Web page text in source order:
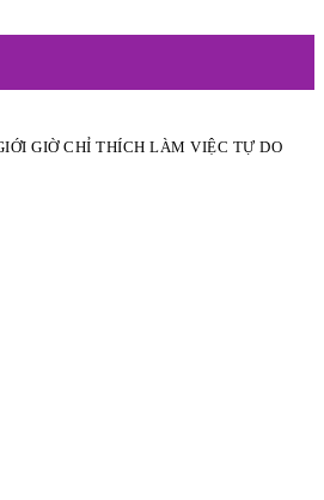
GIỜ CHỈ THÍCH LÀM VIỆC TỰ DO